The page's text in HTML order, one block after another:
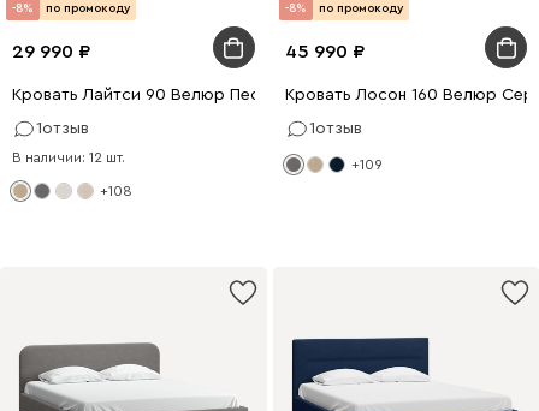
-8% по промокоду
29 990
Кровать Лайтси 90 Велюр Песочный
1отзыв
В наличии: 12 шт.
+108
-8% по промокоду
45 990
Кровать Лосон 160 Велюр
1отзыв
+109